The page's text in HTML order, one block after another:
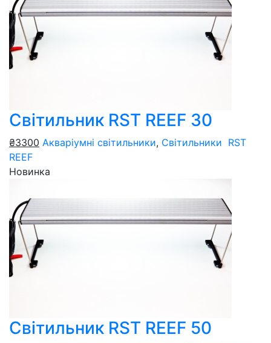
Світильник RST REEF 30
₴3300 Акваріумні світильники, Світильники RST
REEF
Новинка
Світильник RST REEF 50